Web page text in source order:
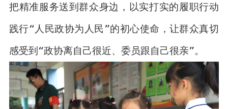
把精准服务送到群众身边，以实打实的履职行动
践行“人民政协为人民”的初心使命，让群众真切
感受到“政协离自己很近、委员跟自己很亲”。